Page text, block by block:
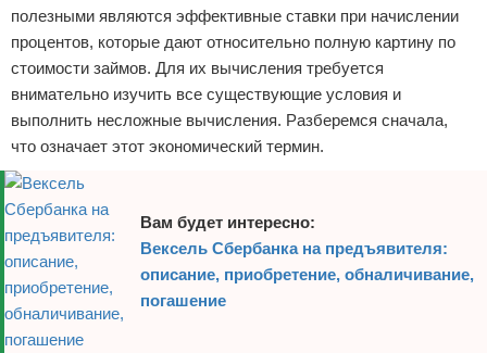
полезными являются эффективные ставки при начислении
процентов, которые дают относительно полную картину по
стоимости займов. Для их вычисления требуется
внимательно изучить все существующие условия и
выполнить несложные вычисления. Разберемся сначала,
что означает этот экономический термин.
Вам будет интересно:
Вексель Сбербанка на предъявителя:
описание, приобретение, обналичивание,
погашение